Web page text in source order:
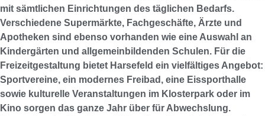
mit sämtlichen Einrichtungen des täglichen Bedarfs.
Verschiedene Supermärkte, Fachgeschäfte, Ärzte und
Apotheken sind ebenso vorhanden wie eine Auswahl an
Kindergärten und allgemeinbildenden Schulen. Für die
Freizeitgestaltung bietet Harsefeld ein vielfältiges Angebot:
Sportvereine, ein modernes Freibad, eine Eissporthalle
sowie kulturelle Veranstaltungen im Klosterpark oder im
Kino sorgen das ganze Jahr über für Abwechslung.